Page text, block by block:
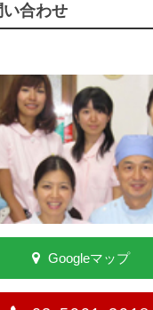
合わせ
Googleマップ